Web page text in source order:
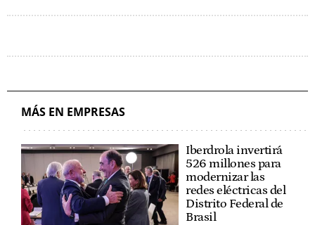
MÁS EN EMPRESAS
Iberdrola invertirá
526 millones para
modernizar las
redes eléctricas del
Distrito Federal de
Brasil